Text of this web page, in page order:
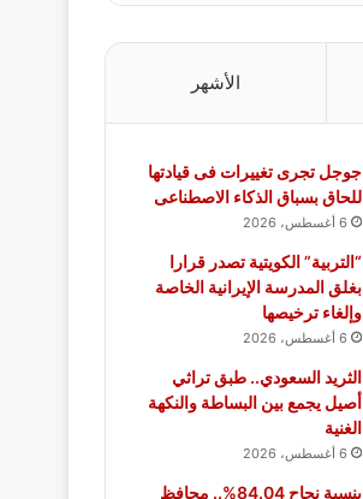
الأشهر
جوجل تجرى تغييرات فى قيادتها
للحاق بسباق الذكاء الاصطناعى
6 أغسطس، 2026
“التربية” الكويتية تصدر قرارا
بغلق المدرسة الإيرانية الخاصة
وإلغاء ترخيصها
6 أغسطس، 2026
الثريد السعودي.. طبق تراثي
أصيل يجمع بين البساطة والنكهة
الغنية
6 أغسطس، 2026
بنسبة نجاح 84.04%.. محافظ